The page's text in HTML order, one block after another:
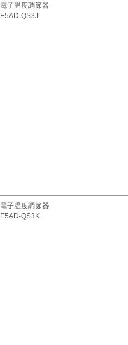
電子温度調節器
E5AD-QS3J
電子温度調節器
E5AD-QS3K